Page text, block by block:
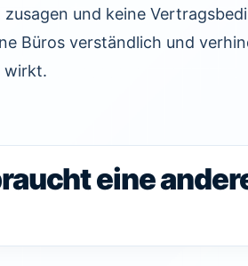
und keine
Büros verständlich und
wirkt.
eine